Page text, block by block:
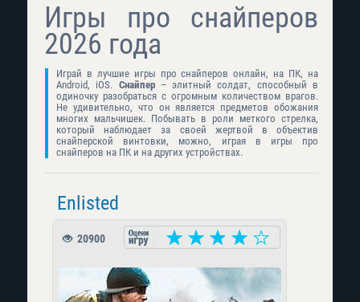
Игры про снайперов
2026 года
Играй в лучшие игры про снайперов онлайн, на ПК, на
Android, iOS. Снайпер– элитный солдат, способный в
одиночку разобраться с огромным количеством врагов.
Не удивительно, что он является предметов обожания
многих мальчишек. Побывать в роли меткого стрелка,
который наблюдает за своей жертвой в объектив
снайперской винтовки, можно, играя в игры про
снайперов на ПК и на других устройствах.
Enlisted
20900